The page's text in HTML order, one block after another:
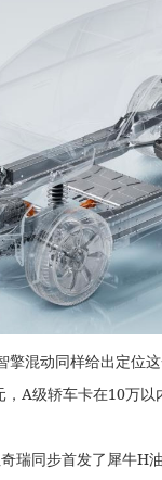
混动同样给出定位
A级轿车卡在10万
瑞同步首发了犀牛